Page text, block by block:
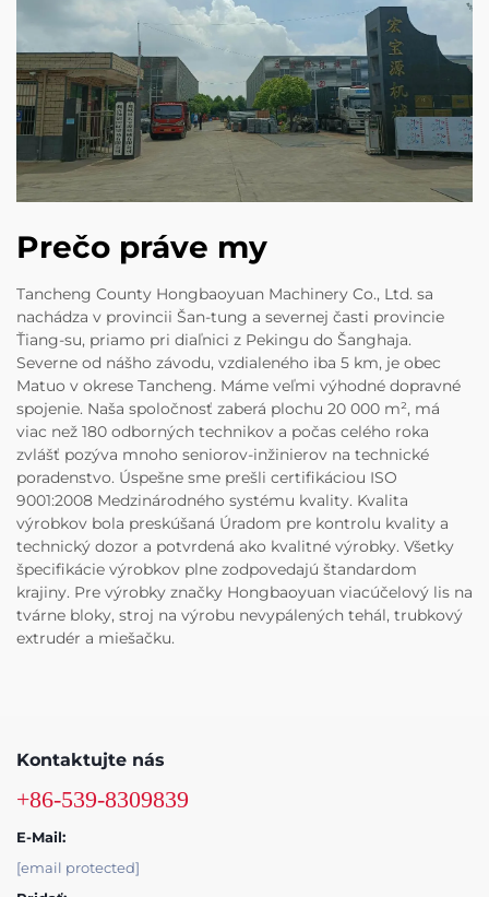
Prečo práve my
Tancheng County Hongbaoyuan Machinery Co., Ltd. sa
nachádza v provincii Šan-tung a severnej časti provincie
Ťiang-su, priamo pri diaľnici z Pekingu do Šanghaja.
Severne od nášho závodu, vzdialeného iba 5 km, je obec
Matuo v okrese Tancheng. Máme veľmi výhodné dopravné
spojenie. Naša spoločnosť zaberá plochu 20 000 m², má
viac než 180 odborných technikov a počas celého roka
zvlášť pozýva mnoho seniorov-inžinierov na technické
poradenstvo. Úspešne sme prešli certifikáciou ISO
9001:2008 Medzinárodného systému kvality. Kvalita
výrobkov bola preskúšaná Úradom pre kontrolu kvality a
technický dozor a potvrdená ako kvalitné výrobky. Všetky
špecifikácie výrobkov plne zodpovedajú štandardom
krajiny. Pre výrobky značky Hongbaoyuan viacúčelový lis na
tvárne bloky, stroj na výrobu nevypálených tehál, trubkový
extrudér a miešačku.
Kontaktujte nás
+86-539-8309839
E-Mail:
[email protected]